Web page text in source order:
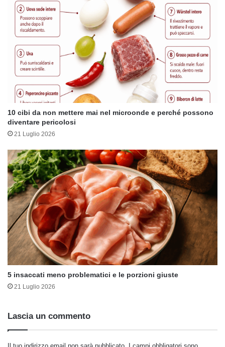
10 cibi da non mettere mai nel microonde e perché possono
diventare pericolosi
21 Luglio 2026
5 insaccati meno problematici e le porzioni giuste
21 Luglio 2026
Lascia un commento